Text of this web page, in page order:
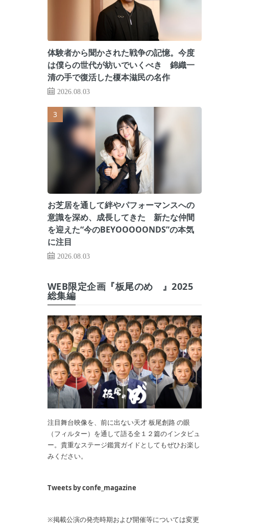
体験者から聞かされた戦争の記憶。今度
は僕らの世代が紡いでいくべき 錦織一
清の手で復活した榎本滋民の名作
2026.08.03
お芝居を通して絆やパフォーマンスへの
意識を深め、成長してきた 新たな仲間
を迎えた“今のBEYOOOOONDS”の本気
に注目
2026.08.03
WEB限定企画『板尾のめ゙』2025
総集編
注目舞台映像を、前に出ない天才 板尾創路 の眼
（フィルター）を通して語る全１２篇のインタビュ
ー。貴重なステージ鑑賞ガイドとしてもぜひお楽し
みください。
Tweets by confe_magazine
※掲載公演の発売時期および開催等については変更